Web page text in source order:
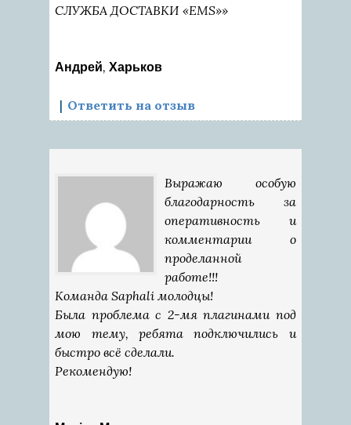
СЛУЖБА ДОСТАВКИ «EMS»»
Андрей,Харьков
Ответить на отзыв
Выражаю особую
благодарность за
оперативность и
комментарии о
проделанной
работе!!!
Команда Saphali молодцы!
Была проблема с 2-мя плагинами под
мою тему, ребята подключились и
быстро всё сделали.
Рекомендую!